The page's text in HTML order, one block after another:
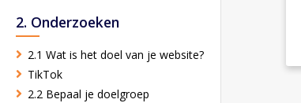
2. Onderzoeken
2.1 Wat is het doel van je website?
TikTok
2.2 Bepaal je doelgroep